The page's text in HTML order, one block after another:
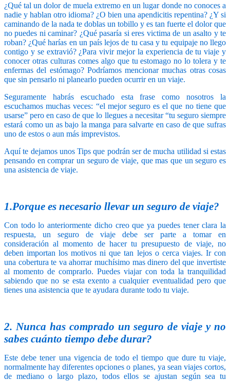
¿Qué tal un dolor de muela extremo en un lugar donde no conoces a
nadie y hablan otro idioma? ¿O bien una apendicitis repentina? ¿Y si
caminando de la nada te doblas un tobillo y es tan fuerte el dolor que
no puedes ni caminar? ¿Qué pasaría si eres victima de un asalto y te
roban? ¿Qué harías en un país lejos de tu casa y tu equipaje no llego
contigo y se extravió? ¿Para vivir mejor la experiencia de tu viaje y
conocer otras culturas comes algo que tu estomago no lo tolera y te
enfermas del estómago? Podríamos mencionar muchas otras cosas
que sin pensarlo ni planearlo pueden ocurrir en un viaje.
Seguramente habrás escuchado esta frase como nosotros la
escuchamos muchas veces: “el mejor seguro es el que no tiene que
usarse” pero en caso de que lo llegues a necesitar “tu seguro siempre
estará como un as bajo la manga para salvarte en caso de que sufras
uno de estos o aun más imprevistos.
Aquí te dejamos unos Tips que podrán ser de mucha utilidad si estas
pensando en comprar un seguro de viaje, que mas que un seguro es
una asistencia de viaje.
1.Porque es necesario llevar un seguro de viaje?
Con todo lo anteriormente dicho creo que ya puedes tener clara la
respuesta, un seguro de viaje debe ser parte a tomar en
consideración al momento de hacer tu presupuesto de viaje, no
deben importan los motivos ni que tan lejos o cerca viajes. Ir con
una cobertura te va ahorrar muchísimo mas dinero del que invertiste
al momento de comprarlo. Puedes viajar con toda la tranquilidad
sabiendo que no se esta exento a cualquier eventualidad pero que
tienes una asistencia que te ayudara durante todo tu viaje.
2. Nunca has comprado un seguro de viaje y no
sabes cuánto tiempo debe durar?
Este debe tener una vigencia de todo el tiempo que dure tu viaje,
normalmente hay diferentes opciones o planes, ya sean viajes cortos,
de mediano o largo plazo, todos ellos se ajustan según sea tu